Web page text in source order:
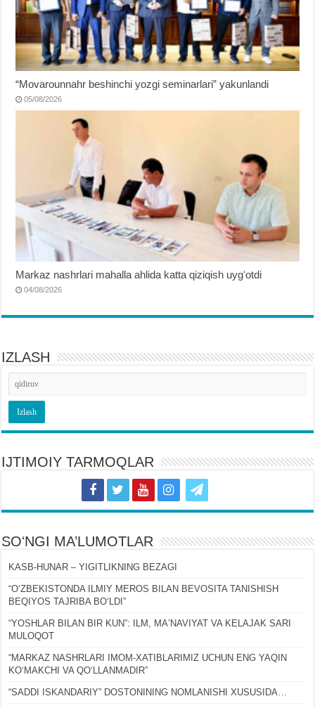
“Movarounnahr beshinchi yozgi seminarlari” yakunlandi
05/08/2026
Markaz nashrlari mahalla ahlida katta qiziqish uygʻotdi
04/08/2026
IZLASH
IJTIMOIY TARMOQLAR
SOʻNGI MA’LUMOTLAR
KASB-HUNAR – YIGITLIKNING BEZAGI
“OʻZBEKISTONDA ILMIY MEROS BILAN BEVOSITA TANISHISH
BEQIYOS TAJRIBA BOʻLDI”
“YOSHLAR BILAN BIR KUN”: ILM, MAʼNAVIYAT VA KELAJAK SARI
MULOQOT
“MARKAZ NASHRLARI IMOM-XATIBLARIMIZ UCHUN ENG YAQIN
KOʻMAKCHI VA QOʻLLANMADIR”
“SADDI ISKANDARIY” DOSTONINING NOMLANISHI XUSUSIDA…